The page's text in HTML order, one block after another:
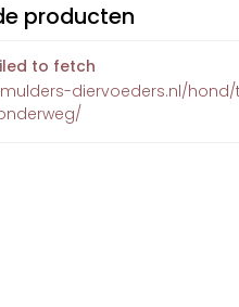
producten
to fetch
diervoeders.nl/